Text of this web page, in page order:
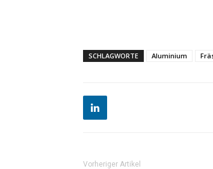
SCHLAGWORTE Aluminium
Vorheriger Artikel